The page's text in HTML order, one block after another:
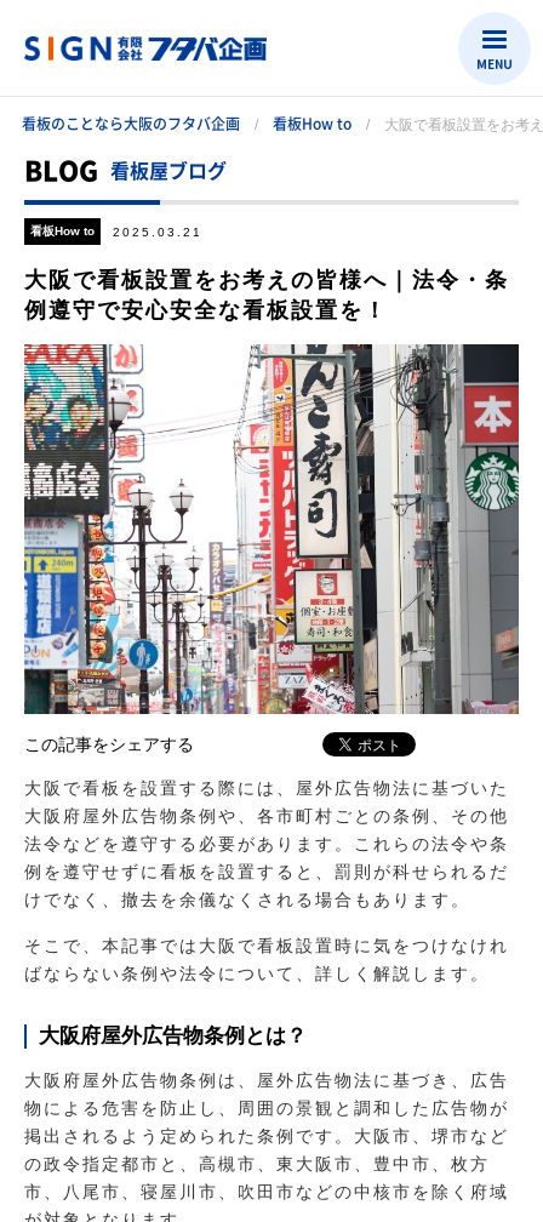
MENU
看板のことなら大阪のフタバ企画 看板How to 大阪で看板設置をお考
BLOG 看板屋ブログ
看板How to 2025.03.21
大阪で看板設置をお考えの皆様へ｜法令・条
例遵守で安心安全な看板設置を！
この記事をシェアする
大阪で看板を設置する際には、屋外広告物法に基づいた
大阪府屋外広告物条例や、各市町村ごとの条例、その他
法令などを遵守する必要があります。これらの法令や条
例を遵守せずに看板を設置すると、罰則が科せられるだ
けでなく、撤去を余儀なくされる場合もあります。
そこで、本記事では大阪で看板設置時に気をつけなけれ
ばならない条例や法令について、詳しく解説します。
大阪府屋外広告物条例とは？
大阪府屋外広告物条例は、屋外広告物法に基づき、広告
物による危害を防止し、周囲の景観と調和した広告物が
掲出されるよう定められた条例です。大阪市、堺市など
の政令指定都市と、高槻市、東大阪市、豊中市、枚方
市、八尾市、寝屋川市、吹田市などの中核市を除く府域